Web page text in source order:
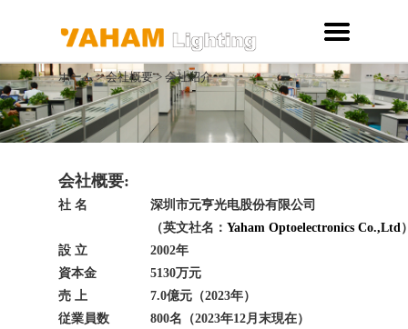
ホーム>会社概要> 会社紹介
会社概要:
社 名
深圳市元亨光电股份有限公司
（英文社名： Yaham Optoelectronics Co.,Ltd
設 立
2002年
資本金
5130万元
売 上
7.0億元（2023年）
従業員数
800名（2023年12月末現在）